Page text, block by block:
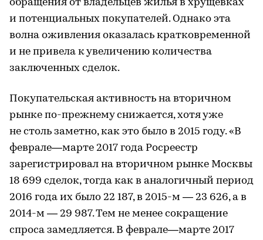
обращения от владельцев жилья в хрущевках
и потенциальных покупателей. Однако эта
волна оживления оказалась кратковременной
и не привела к увеличению количества
заключенных сделок.
Покупательская активность на вторичном
рынке по-прежнему снижается, хотя уже
не столь заметно, как это было в 2015 году. «В
феврале—марте 2017 года Росреестр
зарегистрировал на вторичном рынке Москвы
18 699 сделок, тогда как в аналогичный период
2016 года их было 22 187, в 2015-м — 23 626, а в
2014-м — 29 987. Тем не менее сокращение
спроса замедляется. В феврале—марте 2017